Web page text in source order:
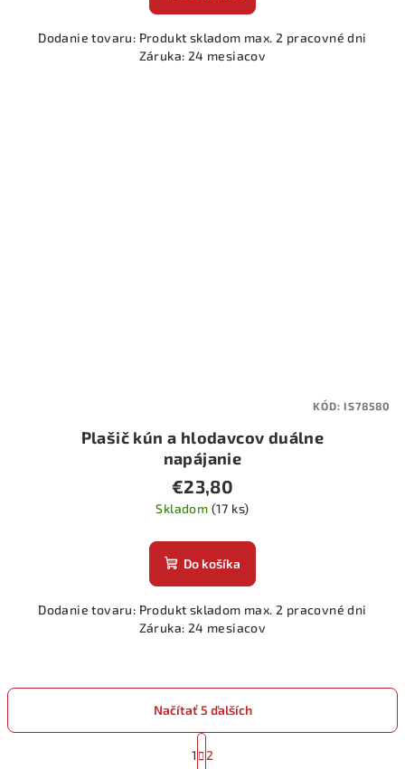
Dodanie tovaru: Produkt skladom max. 2 pracovné dni
Záruka: 24 mesiacov
Plašič kún a hlodavcov duálne
napájanie
€23,80
Skladom (17 ks)
Do košíka
Dodanie tovaru: Produkt skladom max. 2 pracovné dni
Záruka: 24 mesiacov
KÓD: IS78580
Načítať 5 ďalších
S
t
1 2